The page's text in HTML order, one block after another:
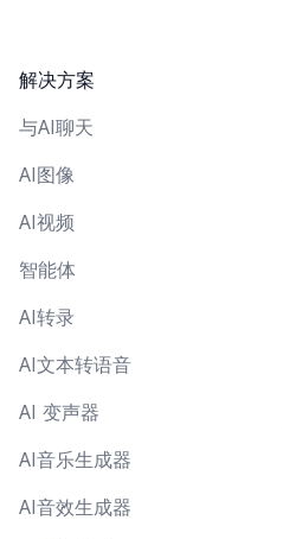
解决方案
与AI聊天
AI图像
AI视频
智能体
AI转录
AI文本转语音
AI 变声器
AI音乐生成器
AI音效生成器